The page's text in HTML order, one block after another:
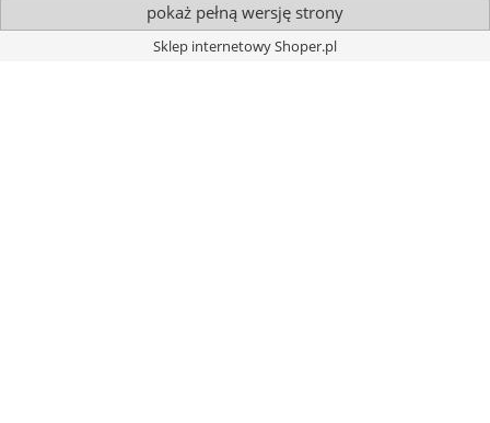
pokaż pełną wersję strony
Sklep internetowy Shoper.pl